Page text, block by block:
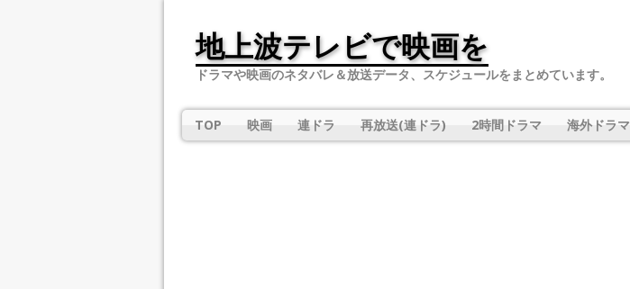
地上波テレビで映画を
ドラマや映画のネタバレ＆放送データ、スケジュールをまとめています。
TOP 映画 連ドラ 再放送(連ドラ) 2時間ドラマ 海外ドラマ